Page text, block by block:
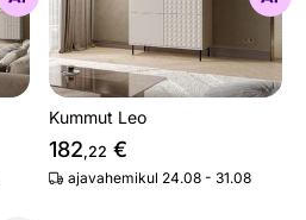
Kummut Leo
182,22 €
ajavahemikul 24.08 - 31.08